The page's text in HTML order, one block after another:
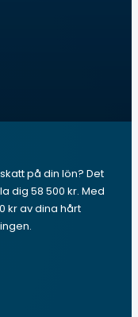
på din lön? Det
dig 58 500 kr. Med
kr av dina hårt